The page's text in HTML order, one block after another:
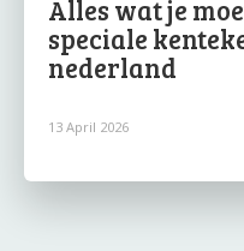
Alles wat je
speciale
nederland
13 April 2026